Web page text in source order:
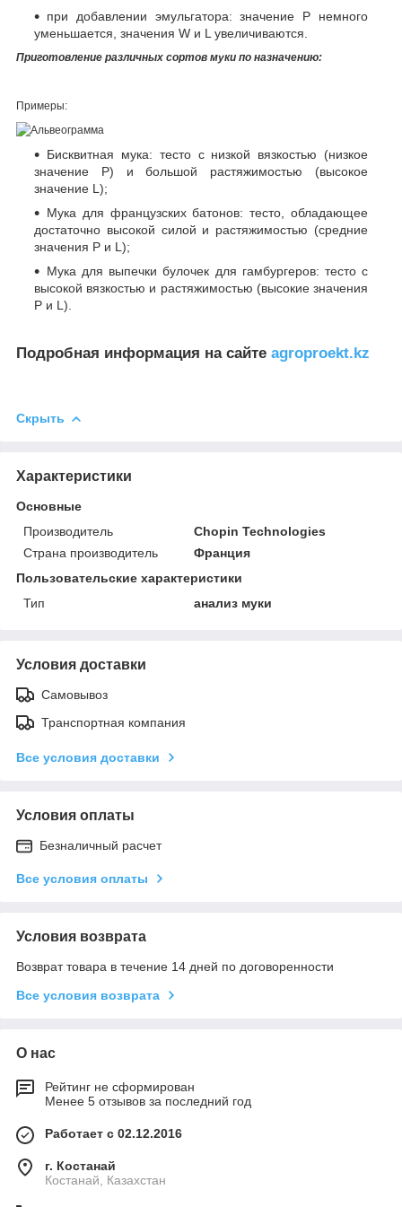
при добавлении эмульгатора: значение P немного
уменьшается, значения W и L увеличиваются.
Приготовление различных сортов муки по назначению:
Примеры:
Бисквитная мука: тесто с низкой вязкостью (низкое
значение P) и большой растяжимостью (высокое
значение L);
Мука для французских батонов: тесто, обладающее
достаточно высокой силой и растяжимостью (средние
значения P и L);
Мука для выпечки булочек для гамбургеров: тесто с
высокой вязкостью и растяжимостью (высокие значения
P и L).
Подробная информация на сайте agroproekt.kz
Скрыть
Характеристики
Основные
Производитель
Chopin Technologies
Страна производитель
Франция
Пользовательские характеристики
Тип
анализ муки
Условия доставки
Самовывоз
Транспортная компания
Все условия доставки
Условия оплаты
Безналичный расчет
Все условия оплаты
Условия возврата
Возврат товара в течение 14 дней по договоренности
Все условия возврата
О нас
Рейтинг не сформирован
Менее 5 отзывов за последний год
Работает с 02.12.2016
г. Костанай
Костанай, Казахстан